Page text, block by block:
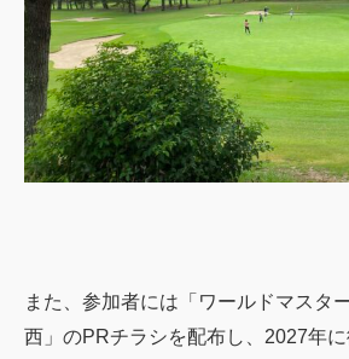
また、参加者には「ワールドマスタ
西」のPRチラシを配布し、2027年